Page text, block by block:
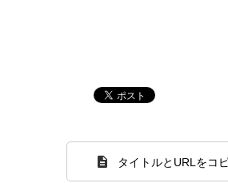
タイトルとURLをコ